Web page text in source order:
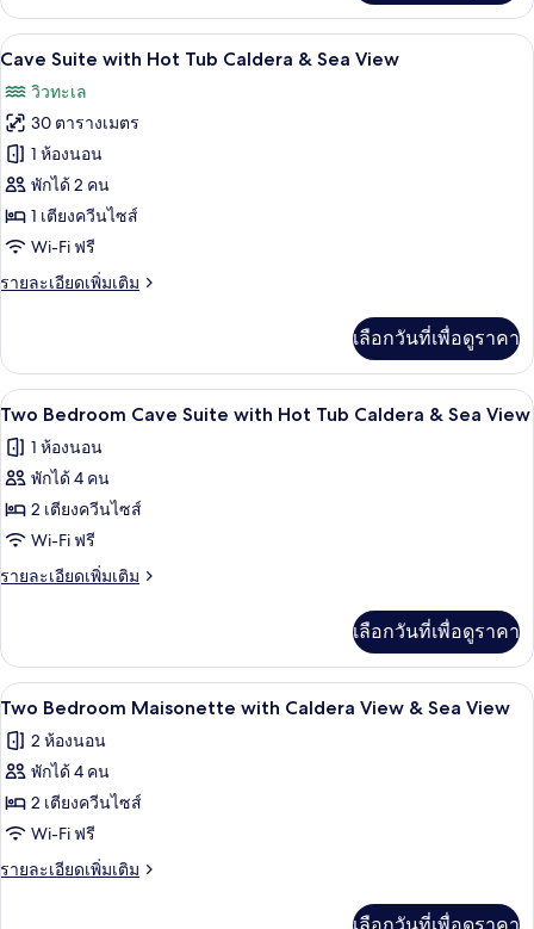
เกี่ยว
กับ
Premium
Suite
Caldera
&
Sea
View
เปิด
ภาพถ่าย
ทั้งหมด
ของ
Cave
Suite
with
Tub
Sea
View
Cave Suite with Hot Tub Caldera &
7
Cave Suite with Hot Tub Caldera & Sea View
วิวทะเล
30 ตารางเมตร
1 ห้องนอน
พักได้ 2 คน
1 เตียงควีนไซส์
Wi-Fi ฟรี
รายละเอียดเพิ่มเติม
ราย
เกี่ยว
กับ
Cave
with
Hot
Caldera
&
View
เลือกวันที่เพื่อดูราคา
เปิด
ภาพถ่าย
ทั้งหมด
ของ
Two
Bedroom
with
Hot
Tub
Caldera
&
Sea
View
เครื่องนอนระดับพรีเมียม, เตียงพร้อม
10
Two Bedroom Cave Suite with Hot Tub Caldera & Sea View
1 ห้องนอน
พักได้ 4 คน
2 เตียงควีนไซส์
Wi-Fi ฟรี
รายละเอียดเพิ่มเติม
ราย
เกี่ยว
กับ
Two
Cave
Suite
Hot
Tub
&
เลือกวันที่เพื่อดูราคา
เปิด
ภาพถ่าย
ทั้งหมด
ของ
Two
Bedroom
Two Bedroom Maisonette with
5
Two Bedroom Maisonette with Caldera View & Sea View
2 ห้องนอน
พักได้ 4 คน
2 เตียงควีนไซส์
Wi-Fi ฟรี
รายละเอียดเพิ่มเติม
ราย